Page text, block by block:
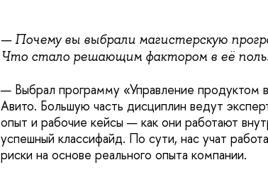
— Почему вы выбрали магистерскую
Что стало решающим фактором в её
— Выбрал программу «Управление продуктом
Авито. Большую часть дисциплин ведут
опыт и рабочие кейсы — как они работают
успешный классифайд. По сути, нас учат
риски на основе реального опыта компании.